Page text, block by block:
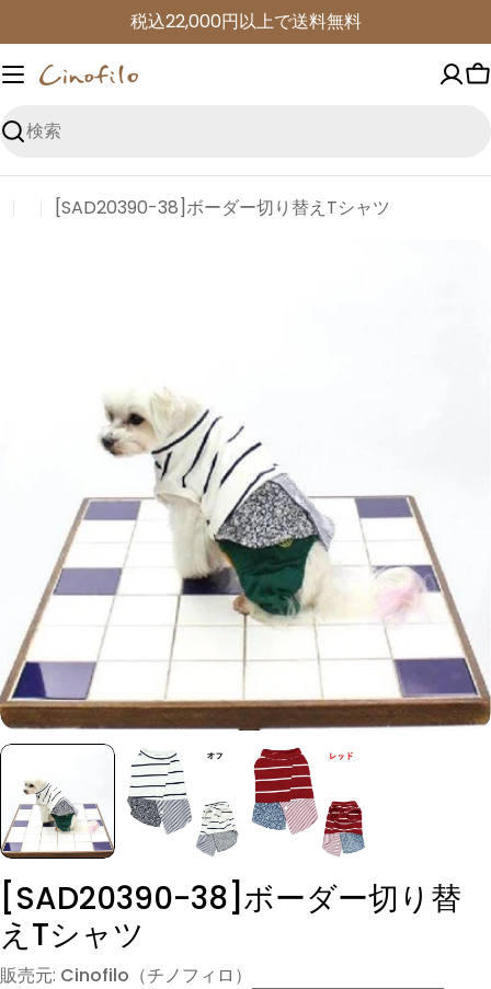
ン
テ
ツ
進
む
税込22,000円以上で送料無料
検
索
[SAD20390-38]ボーダー切り替えTシャツ
ーダルでメディア (0) を開く
[SAD20390-38]ボーダー切り替
えTシャツ
販売元: Cinofilo（チノフィロ）